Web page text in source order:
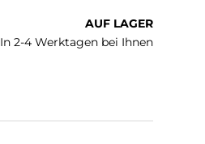
AUF LAGER
In 2-4 Werktagen bei Ihnen